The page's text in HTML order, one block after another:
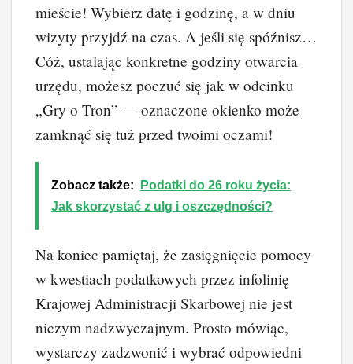
mieście! Wybierz datę i godzinę, a w dniu
wizyty przyjdź na czas. A jeśli się spóźnisz…
Cóż, ustalając konkretne godziny otwarcia
urzędu, możesz poczuć się jak w odcinku
„Gry o Tron” — oznaczone okienko może
zamknąć się tuż przed twoimi oczami!
Zobacz także:
Podatki do 26 roku życia:
Jak skorzystać z ulg i oszczędności?
Na koniec pamiętaj, że zasięgnięcie pomocy
w kwestiach podatkowych przez infolinię
Krajowej Administracji Skarbowej nie jest
niczym nadzwyczajnym. Prosto mówiąc,
wystarczy zadzwonić i wybrać odpowiedni